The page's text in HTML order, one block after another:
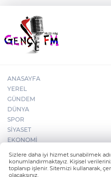
ANASAYFA
YEREL
GÜNDEM
DÜNYA
SPOR
SİYASET
EKONOMİ
Sizlere daha iyi hizmet sunabilmek
konumlandırmaktayız. Kişisel
toplanıp işlenir. Sitemizi kullanarak,
olacaksınız.
Whatsapp